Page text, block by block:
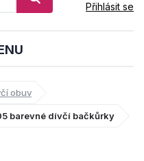
Přihlásit se
obuv
barevné dívčí bačkůrky